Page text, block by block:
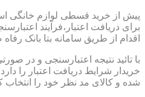
پیش از خرید قسطی لوازم خانگی
برای دریافت اعتبار،فرآیند
اقدام از طریق سامانه بتا بانک
با تائید نتیجه اعتبارسنجی و در
خریدار شرایط دریافت اعتبار را
شده و کالای مد نظر خود را انتخاب